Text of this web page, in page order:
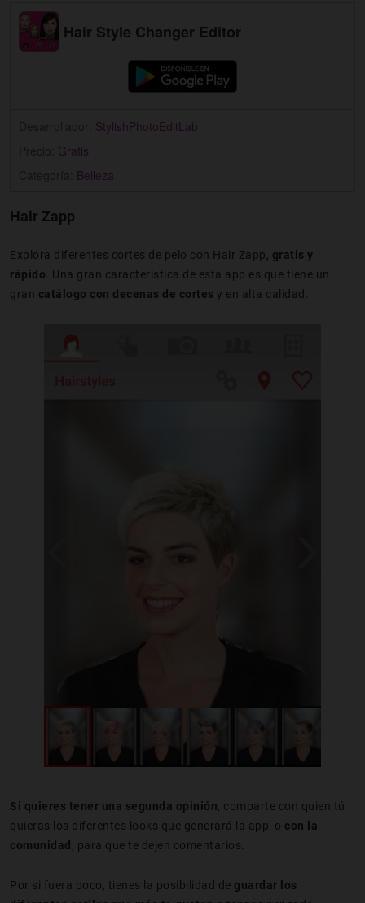
Hair Style Changer Editor
StylishPhotoEditLab
Gratis
Belleza
Hair Zapp
Explora diferentes cortes de pelo con Hair Zapp, gratis y
rápido. Una gran característica de esta app es que tiene un
gran catálogo con decenas de cortes y en alta calidad.
Si quieres tener una segunda opinión, comparte con quien tú
quieras los diferentes looks que generará la app, o con la
comunidad , para que te dejen comentarios.
Por si fuera poco, tienes la posibilidad de guardar los